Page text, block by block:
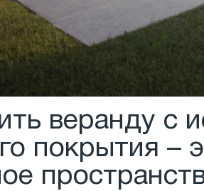
веранду с
покрытия –